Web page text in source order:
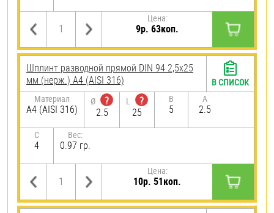
Цена:
9р. 63коп.
Шплинт разводной прямой DIN 94 2,5х25
мм (нерж.) A4 (AISI 316)
Материал
A4 (AISI 316)
Ø
?
2.5
L
?
25
B
5
A
2.5
C
4
Вес:
0.97 гр.
Цена:
10р. 51коп.
В СПИСОК